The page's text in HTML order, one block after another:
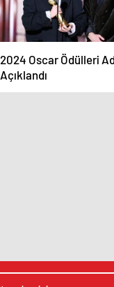
2024 Oscar Ödülleri
Açıklandı